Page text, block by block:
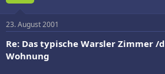
23. August 2001
Re: Das typische Warsler Zimmer /
Wohnung